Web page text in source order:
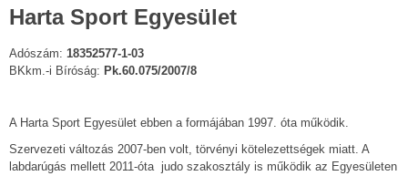
Harta Sport Egyesület
Adószám: 18352577-1-03
BKkm.-i Bíróság: Pk.60.075/2007/8
A Harta Sport Egyesület ebben a formájában 1997. óta működik.
Szervezeti változás 2007-ben volt, törvényi kötelezettségek miatt. A
labdarúgás mellett 2011-óta judo szakosztály is működik az Egyesületen